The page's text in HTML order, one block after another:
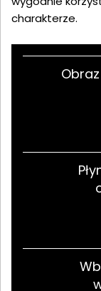
charakterze.